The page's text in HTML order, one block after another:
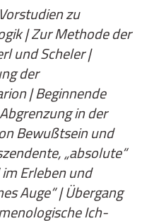
Vorstudien zu
| Zur Methode der
und Scheler |
der
| Beginnende
in der
Bewußtsein und
„absolute“
Erleben und
Auge“ | Übergang
Ich-